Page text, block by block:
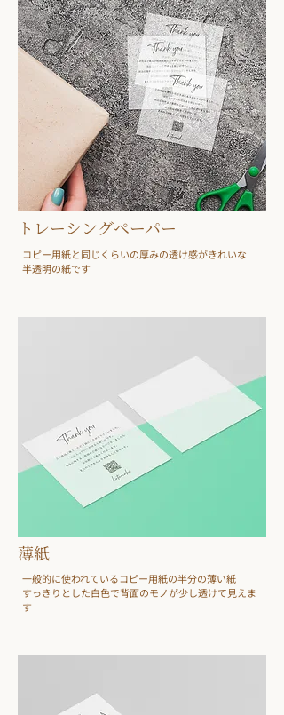
トレーシングペーパー
​コピー用紙と同じくらいの厚みの透け感がきれいな
半透明の紙です
薄紙
一般的に使われているコピー用紙の半分の薄い紙
​すっきりとした白色で背面のモノが少し透けて見えま
す